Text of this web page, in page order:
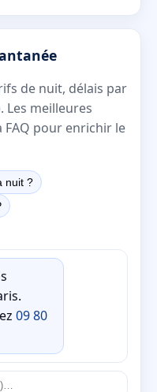
de nuit, délais par
Les meilleures
pour enrichir le
nuit ?
09 80